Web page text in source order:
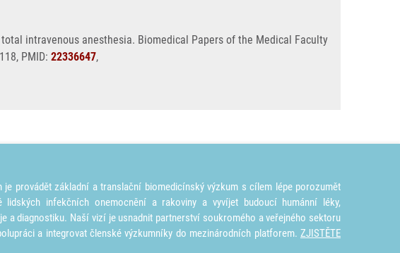
intravenous anesthesia. Biomedical Papers of the Medical Faculty
PMID: 22336647,
je provádět základní a translační biomedicínský výzkum s cílem lépe porozumět
lidských infekčních onemocnění a rakoviny a vyvíjet budoucí humánní léky,
a diagnostiku. Naší vizí je usnadnit partnerství soukromého a veřejného sektoru
a integrovat členské výzkumníky do mezinárodních platforem. ZJISTĚTE